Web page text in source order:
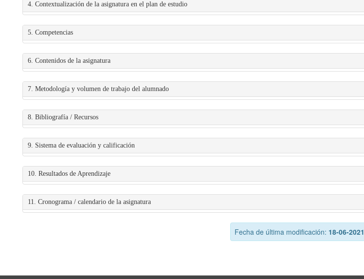
4. Contextualización de la asignatura en el plan de estudio
5. Competencias
6. Contenidos de la asignatura
7. Metodología y volumen de trabajo del alumnado
8. Bibliografía / Recursos
9. Sistema de evaluación y calificación
10. Resultados de Aprendizaje
11. Cronograma / calendario de la asignatura
Fecha de última modificación: 18-06-2021